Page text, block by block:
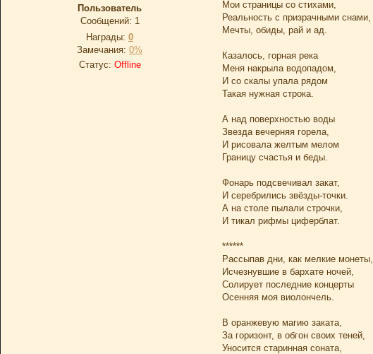
Пользователь
Сообщений: 1
Награды: 0
Замечания: 0%
Статус: Offline
Мои страницы со стихами,
Реальность с призрачными снами,
Мечты, обиды, рай и ад.
Казалось, горная река
Меня накрыла водопадом,
И со скалы упала рядом
Такая нужная строка.
А над поверхностью воды
Звезда вечерняя горела,
И рисовала желтым мелом
Границу счастья и беды.
Фонарь подсвечивал закат,
И серебрились звёзды-точки.
А на столе пылали строчки,
И тикал рифмы циферблат.
******
Рассыпав дни, как мелкие монеты,
Исчезнувшие в бархате ночей,
Солирует последние концерты
Осенняя моя виолончель.
В оранжевую магию заката,
За горизонт, в обгон своих теней,
Уносится старинная соната,